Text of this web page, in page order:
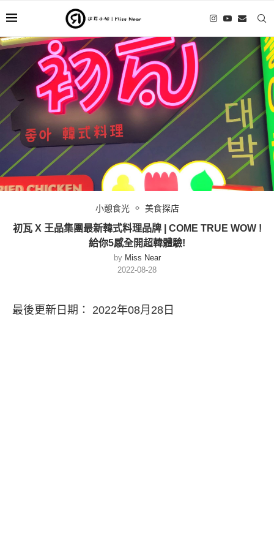
小憩食光 美食探店
初瓦 X 王品集團最新韓式料理品牌 | COME TRUE WOW !
給你5感全開超韓體驗!
by Miss Near
2022-08-28
最後更新日期： 2022年08月28日